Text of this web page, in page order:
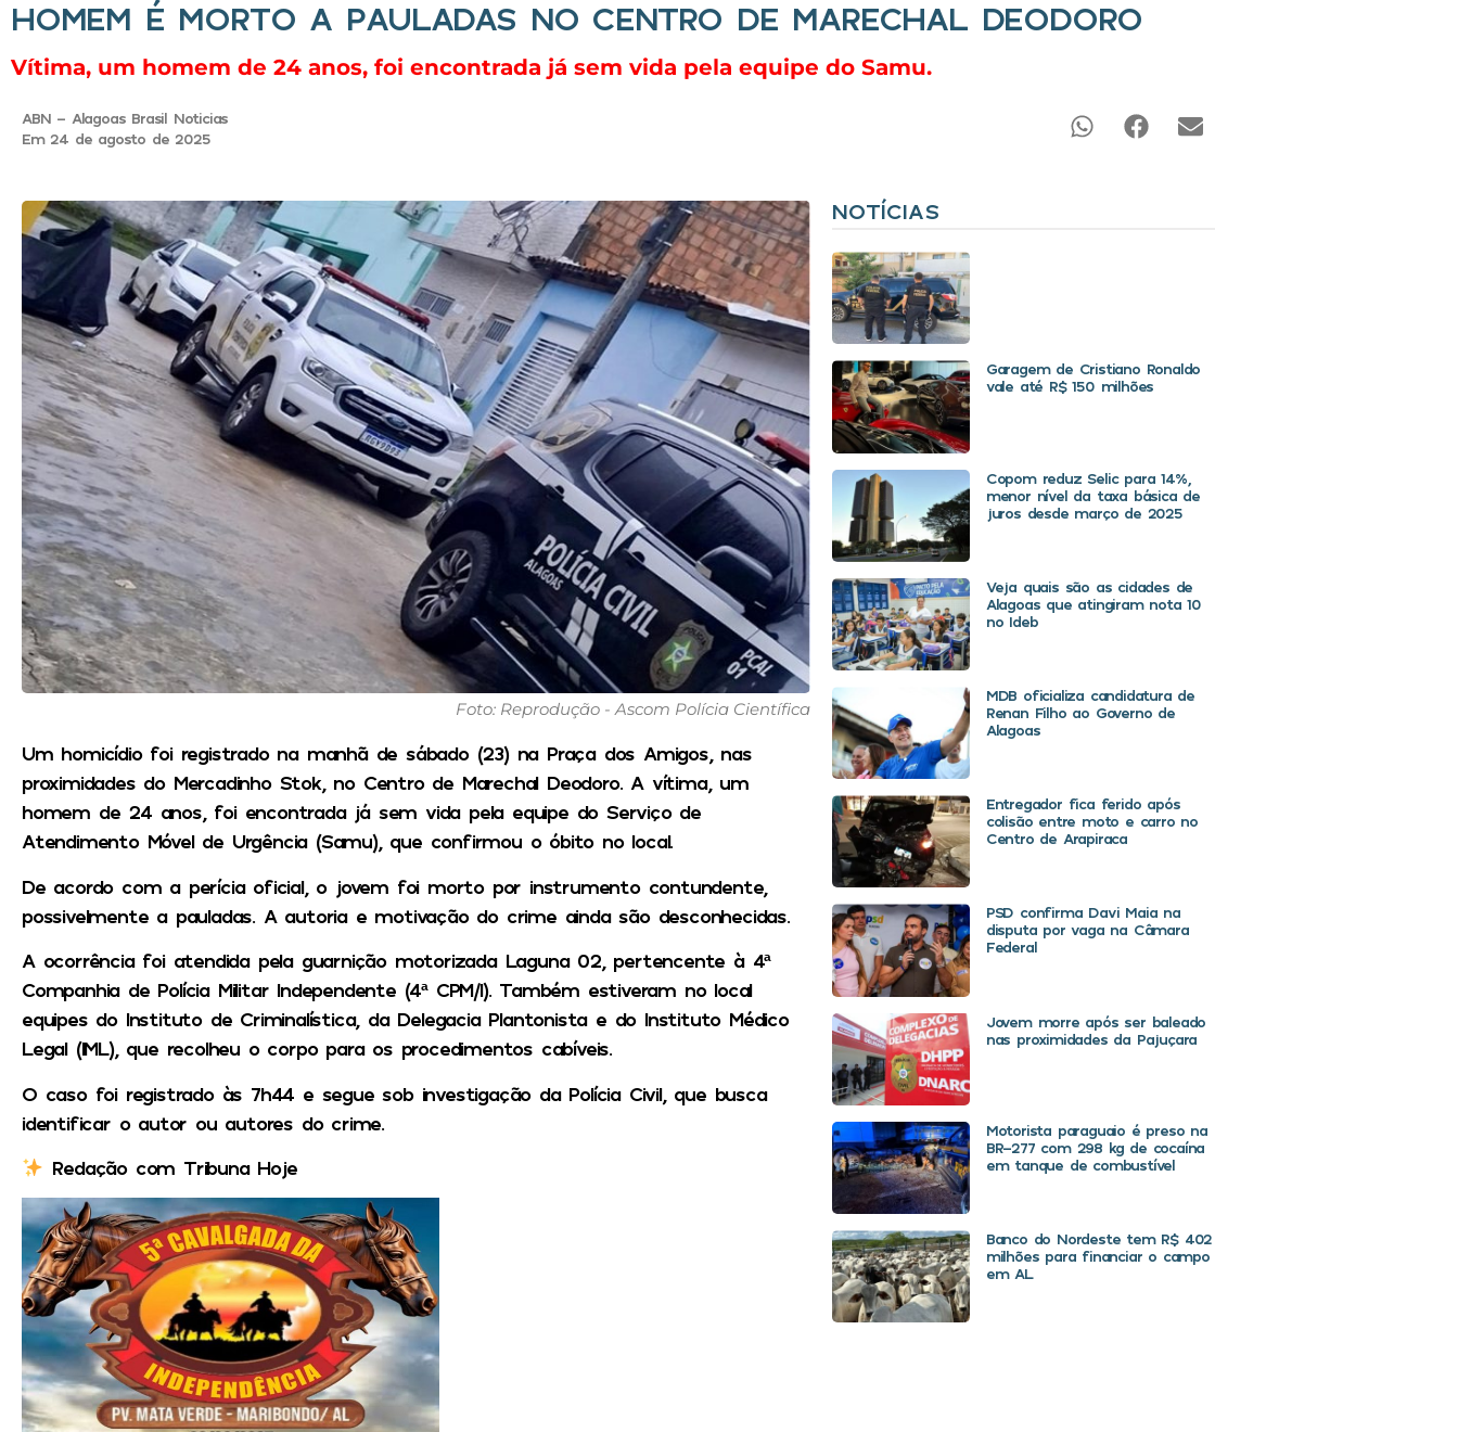
HOMEM É MORTO A PAULADAS NO CENTRO DE MARECHAL DEODORO
Vítima, um homem de 24 anos, foi encontrada já sem vida pela equipe do Samu.
ABN - Alagoas Brasil Noticias
Em 24 de agosto de 2025
Foto: Reprodução - Ascom Polícia Científica
Um homicídio foi registrado na manhã de sábado (23) na Praça dos Amigos, nas
proximidades do Mercadinho Stok, no Centro de Marechal Deodoro. A vítima, um
homem de 24 anos, foi encontrada já sem vida pela equipe do Serviço de
Atendimento Móvel de Urgência (Samu), que confirmou o óbito no local.
De acordo com a perícia oficial, o jovem foi morto por instrumento contundente,
possivelmente a pauladas. A autoria e motivação do crime ainda são desconhecidas.
A ocorrência foi atendida pela guarnição motorizada Laguna 02, pertencente à 4ª
Companhia de Polícia Militar Independente (4ª CPM/I). Também estiveram no local
equipes do Instituto de Criminalística, da Delegacia Plantonista e do Instituto Médico
Legal (IML), que recolheu o corpo para os procedimentos cabíveis.
O caso foi registrado às 7h44 e segue sob investigação da Polícia Civil, que busca
identificar o autor ou autores do crime.
Redação com Tribuna Hoje
NOTÍCIAS
Garagem de Cristiano Ronaldo
vale até R$ 150 milhões
Copom reduz Selic para 14%,
menor nível da taxa básica de
juros desde março de 2025
Veja quais são as cidades de
Alagoas que atingiram nota 10
no Ideb
MDB oficializa candidatura de
Renan Filho ao Governo de
Alagoas
Entregador fica ferido após
colisão entre moto e carro no
Centro de Arapiraca
PSD confirma Davi Maia na
disputa por vaga na Câmara
Federal
Jovem morre após ser baleado
nas proximidades da Pajuçara
Motorista paraguaio é preso na
BR-277 com 298 kg de cocaína
em tanque de combustível
Banco do Nordeste tem R$ 402
milhões para financiar o campo
em AL